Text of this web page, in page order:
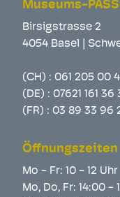
Museums-
Birsigstrasse 2
4054 Basel |
(CH) : 061 205 00
(DE) : 07621 161 36
(FR) : 03 89 33 96
Öffnungszeiten
Mo - Fr: 10 - 12 Uhr
Mo, Do, Fr: 14:00 -